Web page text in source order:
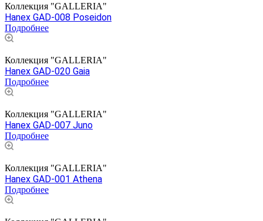
Коллекция "GALLERIA"
Hanex GAD-008 Poseidon
Подробнее
Коллекция "GALLERIA"
Hanex GAD-020 Gaia
Подробнее
Коллекция "GALLERIA"
Hanex GAD-007 Juno
Подробнее
Коллекция "GALLERIA"
Hanex GAD-001 Athena
Подробнее